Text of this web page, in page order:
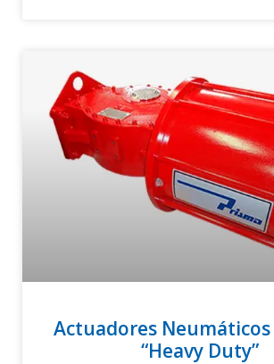
Actuadores
“Heavy Duty”